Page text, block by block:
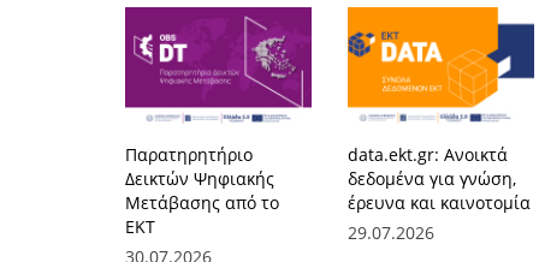
Παρατηρητήριο
Δεικτών Ψηφιακής
Μετάβασης από το
ΕΚΤ
30.07.2026
data.ekt.gr: Ανοικτά
δεδομένα για γνώση,
έρευνα και καινοτομία
29.07.2026